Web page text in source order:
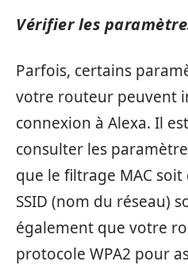
Vérifier les
Parfois, certains
votre routeur peuvent
connexion à Alexa. Il
consulter les
que le filtrage MAC
SSID (nom du réseau)
également que votre
protocole WPA2 pour